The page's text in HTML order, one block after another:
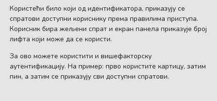
Користећи било који од идентификатора, приказују се
спратови доступни кориснику према правилима приступа.
Корисник бира жељени спрат и екран панела приказује број
лифта који може да се користи.
За ово можете користити и вишефакторску
аутентификацију. На пример: прво користите картицу, затим
пин, а затим се приказују сви доступни спратови.